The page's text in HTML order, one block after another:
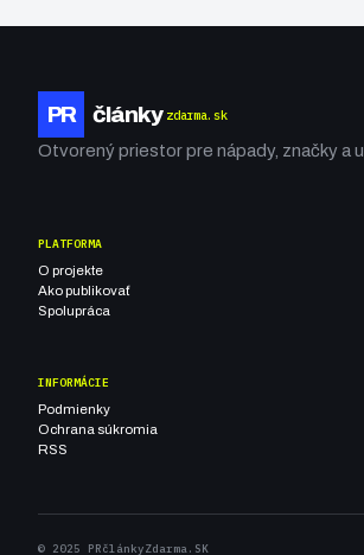
PR články zdarma.sk
Otvorený priestor pre nápady, značky a
PLATFORMA
O projekte
Ako publikovať
Spolupráca
INFORMÁCIE
Podmienky
Ochrana súkromia
RSS
© 2025 PRčlánkyZdarma.SK